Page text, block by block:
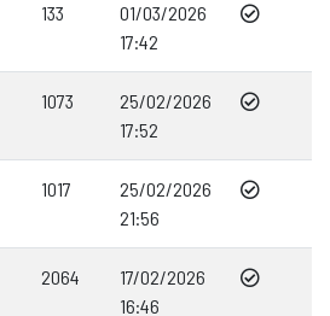
133
01/03/2026
17:42
1073
25/02/2026
17:52
1017
25/02/2026
21:56
2064
17/02/2026
16:46